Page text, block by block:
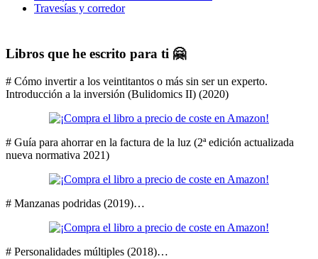
Travesías y corredor
Libros que he escrito para ti 🤗
# Cómo invertir a los veintitantos o más sin ser un experto.
Introducción a la inversión (Bulidomics II) (2020)
# Guía para ahorrar en la factura de la luz (2ª edición actualizada
nueva normativa 2021)
# Manzanas podridas (2019)…
# Personalidades múltiples (2018)…